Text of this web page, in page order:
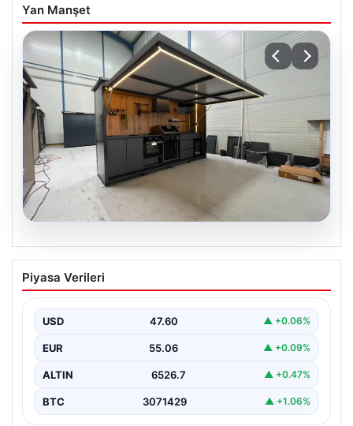
Yan Manşet
Açık Hava Yaşam alanlarında Konfor ve
bahçe mutfağı Tasarımları
alanlarından biri durumuna ulaşmıştır. Bahçeyle
uyumlu…
Piyasa Verileri
USD 47.60 ▲ +0.06%
EUR 55.06 ▲ +0.09%
ALTIN 6526.7 ▲ +0.47%
BTC 3071429 ▲ +1.06%